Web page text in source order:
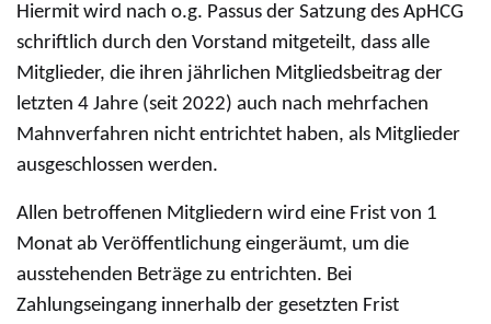
Hiermit wird nach o.g. Passus der Satzung des ApHCG
schriftlich durch den Vorstand mitgeteilt, dass alle
Mitglieder, die ihren jährlichen Mitgliedsbeitrag der
letzten 4 Jahre (seit 2022) auch nach mehrfachen
Mahnverfahren nicht entrichtet haben, als Mitglieder
ausgeschlossen werden.
Allen betroffenen Mitgliedern wird eine Frist von 1
Monat ab Veröffentlichung eingeräumt, um die
ausstehenden Beträge zu entrichten. Bei
Zahlungseingang innerhalb der gesetzten Frist